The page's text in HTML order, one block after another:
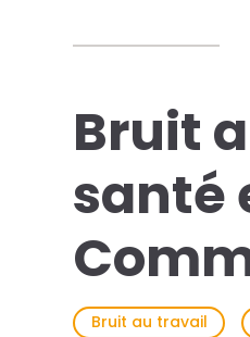
Bruit
santé
Bruit au travail